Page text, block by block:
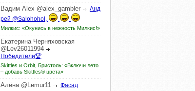
Вадим Alex @alex_gambler
Анд
рей @Salohohol,
Милкис: «Окунись в нежность Милкис!»
Екатерина Черняховская
@Lev26011994
Победители🏆
Skittles и Orbit, Бристоль: «Включи лето
– добавь Skittles® цвета»
Алёна @Lemur11 Фасад